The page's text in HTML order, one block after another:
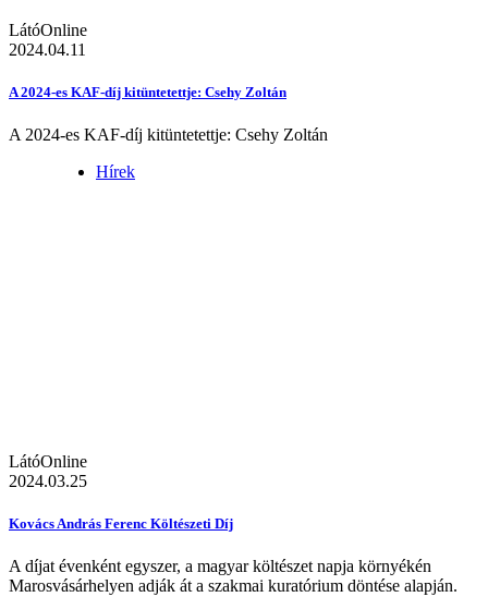
LátóOnline
2024.04.11
A 2024-es KAF-díj kitüntetettje: Csehy Zoltán
A 2024-es KAF-díj kitüntetettje: Csehy Zoltán
Hírek
LátóOnline
2024.03.25
Kovács András Ferenc Költészeti Díj
A díjat évenként egyszer, a magyar költészet napja környékén
Marosvásárhelyen adják át a szakmai kuratórium döntése alapján.